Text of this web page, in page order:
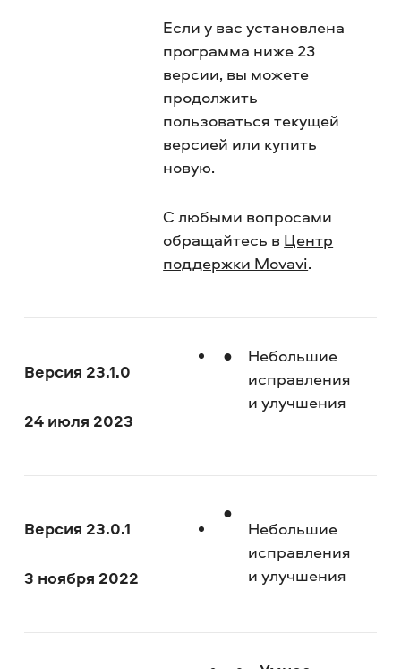
Если у вас установлена
программа ниже 23
версии, вы можете
продолжить
пользоваться текущей
версией или купить
новую.
С любыми вопросами
обращайтесь в Центр
поддержки Movavi.
Версия 23.1.0
24 июля 2023
Небольшие
исправления
и улучшения
Версия 23.0.1
3 ноября 2022
Небольшие
исправления
и улучшения